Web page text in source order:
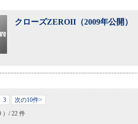
クローズZEROII（2009年公開）
3
次の10件>
）/ 22 件